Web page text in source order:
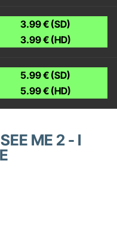
3.99 € (SD)
3.99 € (HD)
5.99 € (SD)
5.99 € (HD)
ME 2 - I